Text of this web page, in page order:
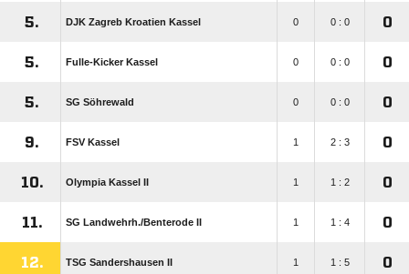
5. DJK Zagreb Kroatien Kassel 0 0 : 0 0
5. Fulle-Kicker Kassel 0 0 : 0 0
5. SG Söhrewald 0 0 : 0 0
9. FSV Kassel 1 2 : 3 0
10. Olympia Kassel II 1 1 : 2 0
11. SG Landwehrh./​Benterode II 1 1 : 4 0
12. TSG Sandershausen II 1 1 : 5 0